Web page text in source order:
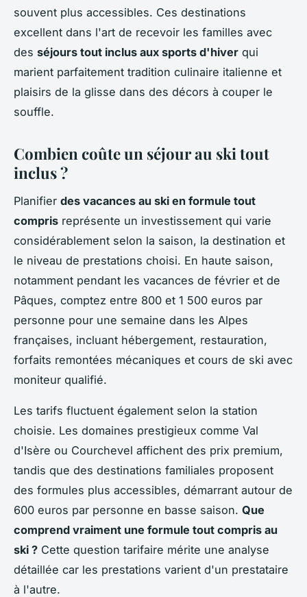
souvent plus accessibles. Ces destinations
excellent dans l'art de recevoir les familles avec
des séjours tout inclus aux sports d'hiver qui
marient parfaitement tradition culinaire italienne et
plaisirs de la glisse dans des décors à couper le
souffle.
Combien coûte un séjour au ski tout
inclus ?
Planifier des vacances au ski en formule tout
compris représente un investissement qui varie
considérablement selon la saison, la destination et
le niveau de prestations choisi. En haute saison,
notamment pendant les vacances de février et de
Pâques, comptez entre 800 et 1 500 euros par
personne pour une semaine dans les Alpes
françaises, incluant hébergement, restauration,
forfaits remontées mécaniques et cours de ski avec
moniteur qualifié.
Les tarifs fluctuent également selon la station
choisie. Les domaines prestigieux comme Val
d'Isère ou Courchevel affichent des prix premium,
tandis que des destinations familiales proposent
des formules plus accessibles, démarrant autour de
600 euros par personne en basse saison. Que
comprend vraiment une formule tout compris au
ski ? Cette question tarifaire mérite une analyse
détaillée car les prestations varient d'un prestataire
à l'autre.